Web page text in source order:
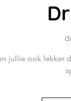
jullie ook lekker